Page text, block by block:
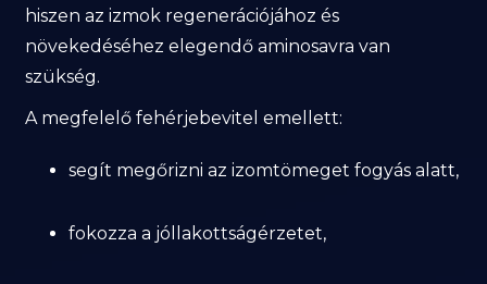
hiszen az izmok regenerációjához és
növekedéséhez elegendő aminosavra van
szükség.
A megfelelő fehérjebevitel emellett:
segít megőrizni az izomtömeget fogyás alatt,
fokozza a jóllakottságérzetet,